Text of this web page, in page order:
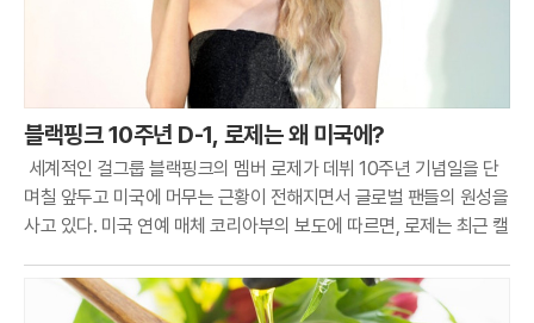
블랙핑크 10주년 D-1, 로제는 왜 미국에?
세계적인 걸그룹 블랙핑크의 멤버 로제가 데뷔 10주년 기념일을 단
며칠 앞두고 미국에 머무는 근황이 전해지면서 글로벌 팬들의 원성을
사고 있다. 미국 연예 매체 코리아부의 보도에 따르면, 로제는 최근 캘
클럽'을 나서는 모습이 파파라치 카메라에 포착